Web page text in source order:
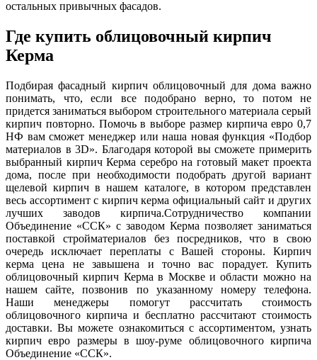
остальных привычных фасадов.
Где купить облицовочный кирпич
Керма
Подбирая фасадный кирпич облицовочный для дома важно
понимать, что, если все подобрано верно, то потом не
придется заниматься выбором строительного материала серый
кирпич повторно. Помочь в выборе размер кирпича евро 0,7
НФ вам сможет менеджер или наша новая функция «Подбор
материалов в 3D». Благодаря которой вы сможете примерить
выбранный кирпич Керма серебро на готовый макет проекта
дома, после при необходимости подобрать другой вариант
щелевой кирпич в нашем каталоге, в котором представлен
весь ассортимент с кирпич керма официальный сайт и других
лучших заводов кирпича.Сотрудничество компании
Объединение «ССК» с заводом Керма позволяет заниматься
поставкой стройматериалов без посредников, что в свою
очередь исключает переплаты с Вашей стороны. Кирпич
керма цена не завышена и точно вас порадует. Купить
облицовочный кирпич Керма в Москве и области можно на
нашем сайте, позвонив по указанному номеру телефона.
Наши менеджеры помогут рассчитать стоимость
облицовочного кирпича и бесплатно рассчитают стоимость
доставки. Вы можете ознакомиться с ассортиментом, узнать
кирпич евро размеры в шоу-руме облицовочного кирпича
Объединение «ССК».